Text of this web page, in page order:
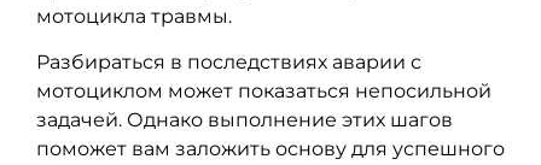
мотоцикла травмы.
Разбираться в последствиях аварии с
мотоциклом может показаться непосильной
задачей. Однако выполнение этих шагов
поможет вам заложить основу для успешного